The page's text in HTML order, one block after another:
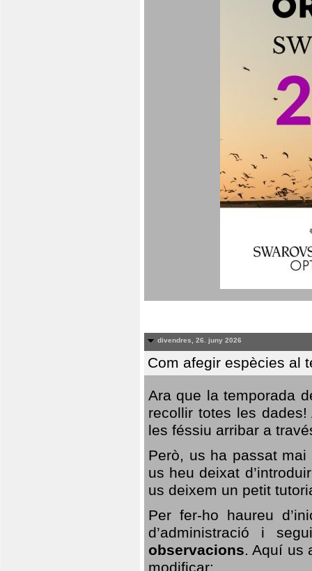
divendres, 26. juny 2026
Com afegir espècies al
Ara que la temporada
recollir totes les
les féssiu arribar a
Però, us ha passat
us heu deixat
us deixem un petit
Per fer-ho haureu
d’administració i
observacions. Aquí us